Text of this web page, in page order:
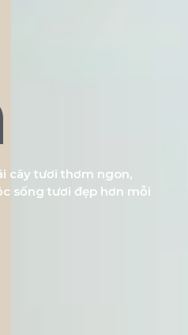
cây tươi thơm ngon,
sống tươi đẹp hơn mỗi